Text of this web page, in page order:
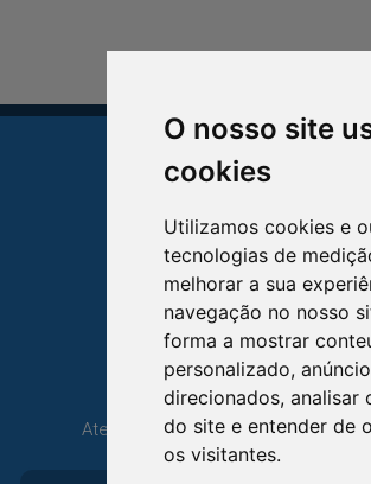
O nosso site
cookies
Utilizamos cookies e
tecnologias de
melhorar a sua
navegação no nosso
forma a mostrar
personalizado,
direcionados, analisar
do site e entender de
os visitantes.
TRIUNFO
RIO GRANDE DO SUL
Avenida XV de Novembro,
Bairro Centro - Triunfo/RS
Telefone: (51) 3654-6308
Atendimento: 8h30 até 12h e 13h30